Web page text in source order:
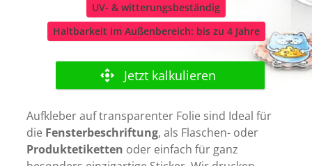
UV- & witterungsbeständig
Haltbarkeit im Außenbereich: bis zu 4 Jahre
Aufkleber auf transparenter Folie sind Ideal für
die Fensterbeschriftung, als Flaschen- oder
Produktetiketten oder einfach für ganz